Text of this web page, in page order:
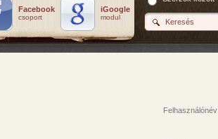
Facebook
csoport
iGoogle
modul
Felhasználónév